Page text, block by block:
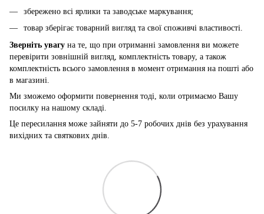
збережено всі ярлики та заводське маркування;
товар зберігає товарний вигляд та свої споживчі властивості.
Зверніть увагу на те, що при отриманні замовлення ви можете
перевірити зовнішній вигляд, комплектність товару, а також
комплектність всього замовлення в момент отримання на пошті або
в магазині.
Ми зможемо оформити повернення тоді, коли отримаємо Вашу
посилку на нашому складі.
Це пересилання може зайняти до 5-7 робочих днів без урахування
вихідних та святкових днів.